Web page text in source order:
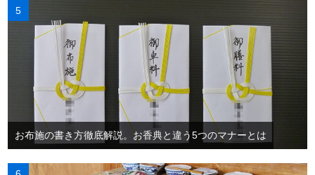
お布施の書き方徹底解説。お香典と違う5つのマナーとは